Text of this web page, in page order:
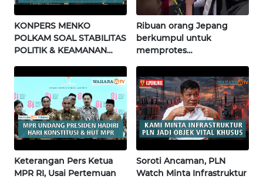
KONPERS MENKO
POLKAM SOAL STABILITAS
POLITIK & KEAMANAN
Terkini
Ribuan orang Jepang
berkumpul untuk
memprotes
pertama di Fujisawa
Keterangan Pers Ketua
MPR RI, Usai Pertemuan
Soroti Ancaman, PLN
Watch Minta Infrastruktur
WN
BABEL
WN
SUMSEL
WN
BENGKULU